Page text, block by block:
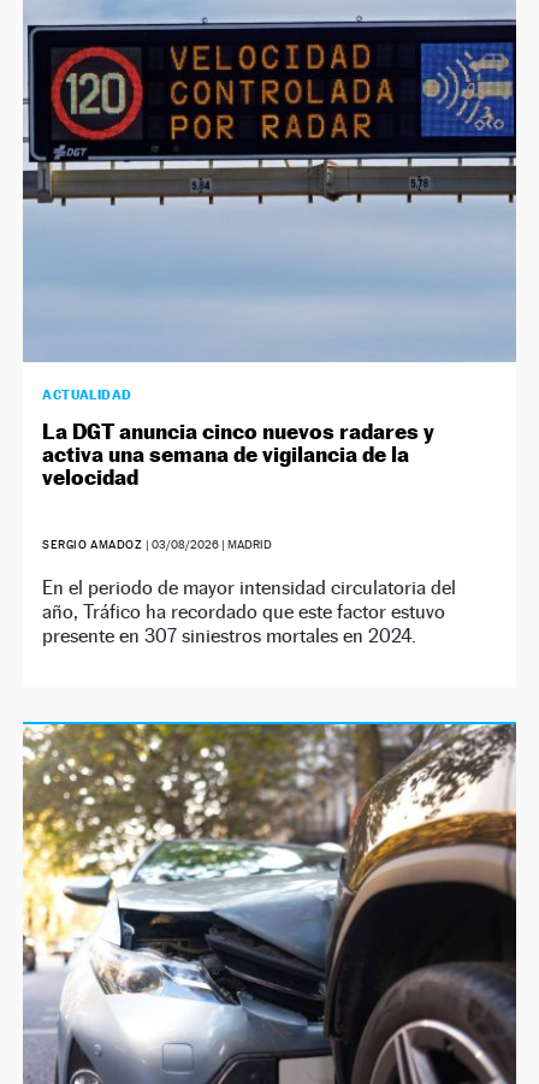
ACTUALIDAD
La DGT anuncia cinco nuevos radares y
activa una semana de vigilancia de la
velocidad
SERGIO AMADOZ |03/08/2026 | MADRID
En el periodo de mayor intensidad circulatoria del
año, Tráfico ha recordado que este factor estuvo
presente en 307 siniestros mortales en 2024.